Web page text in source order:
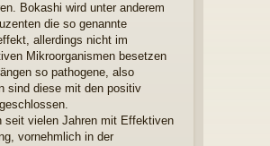
Bokashi wird unter anderem
die so genannte
allerdings nicht im
Mikroorganismen besetzen
so pathogene, also
sind diese mit den positiv
seit vielen Jahren mit Effektiven
vornehmlich in der